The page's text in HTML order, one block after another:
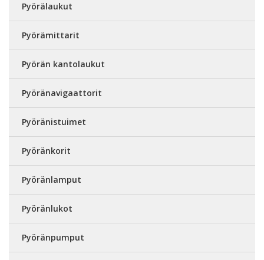
Pyörälaukut
Pyörämittarit
Pyörän kantolaukut
Pyöränavigaattorit
Pyöränistuimet
Pyöränkorit
Pyöränlamput
Pyöränlukot
Pyöränpumput